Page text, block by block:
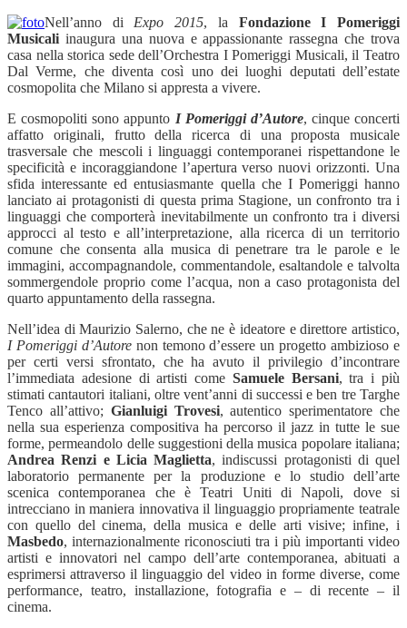
Nell’anno di Expo 2015, la Fondazione I Pomeriggi
Musicali inaugura una nuova e appassionante rassegna che trova
casa nella storica sede dell’Orchestra I Pomeriggi Musicali, il Teatro
Dal Verme, che diventa così uno dei luoghi deputati dell’estate
cosmopolita che Milano si appresta a vivere.
E cosmopoliti sono appunto I Pomeriggi d’Autore, cinque concerti
affatto originali, frutto della ricerca di una proposta musicale
trasversale che mescoli i linguaggi contemporanei rispettandone le
specificità e incoraggiandone l’apertura verso nuovi orizzonti. Una
sfida interessante ed entusiasmante quella che I Pomeriggi hanno
lanciato ai protagonisti di questa prima Stagione, un confronto tra i
linguaggi che comporterà inevitabilmente un confronto tra i diversi
approcci al testo e all’interpretazione, alla ricerca di un territorio
comune che consenta alla musica di penetrare tra le parole e le
immagini, accompagnandole, commentandole, esaltandole e talvolta
sommergendole proprio come l’acqua, non a caso protagonista del
quarto appuntamento della rassegna.
Nell’idea di Maurizio Salerno, che ne è ideatore e direttore artistico,
I Pomeriggi d’Autore non temono d’essere un progetto ambizioso e
per certi versi sfrontato, che ha avuto il privilegio d’incontrare
l’immediata adesione di artisti come Samuele Bersani, tra i più
stimati cantautori italiani, oltre vent’anni di successi e ben tre Targhe
Tenco all’attivo; Gianluigi Trovesi, autentico sperimentatore che
nella sua esperienza compositiva ha percorso il jazz in tutte le sue
forme, permeandolo delle suggestioni della musica popolare italiana;
Andrea Renzi e Licia Maglietta, indiscussi protagonisti di quel
laboratorio permanente per la produzione e lo studio dell’arte
scenica contemporanea che è Teatri Uniti di Napoli, dove si
intrecciano in maniera innovativa il linguaggio propriamente teatrale
con quello del cinema, della musica e delle arti visive; infine, i
Masbedo, internazionalmente riconosciuti tra i più importanti video
artisti e innovatori nel campo dell’arte contemporanea, abituati a
esprimersi attraverso il linguaggio del video in forme diverse, come
performance, teatro, installazione, fotografia e – di recente – il
cinema.